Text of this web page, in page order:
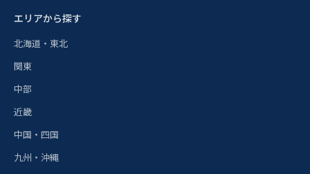
エリアから探す
北海道・東北
関東
中部
近畿
中国・四国
九州・沖縄